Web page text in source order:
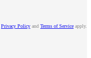
Privacy Policy and Terms of Service apply.